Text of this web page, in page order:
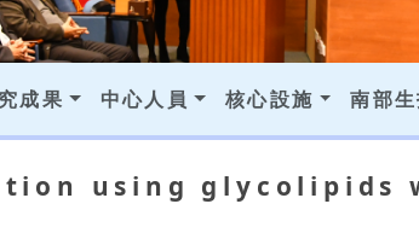
成果 中心人員 核心設施 南部
using glycolipids